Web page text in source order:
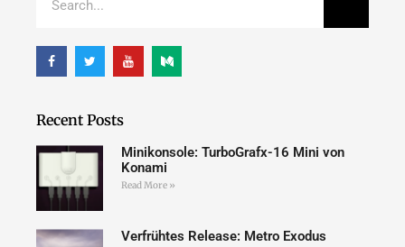
Recent Posts
Minikonsole: TurboGrafx-16 Mini von
Konami
Read More »
Verfrühtes Release: Metro Exodus